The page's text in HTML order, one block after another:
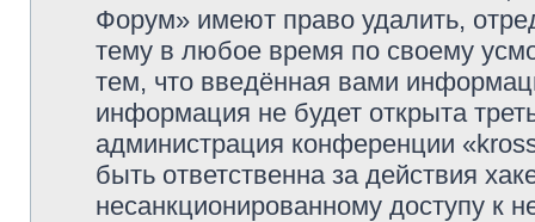
Форум» имеют право удалить,
тему в любое время по своему
тем, что введённая вами
информация не будет открыта
администрация конференции
быть ответственна за действия
несанкционированному доступу к